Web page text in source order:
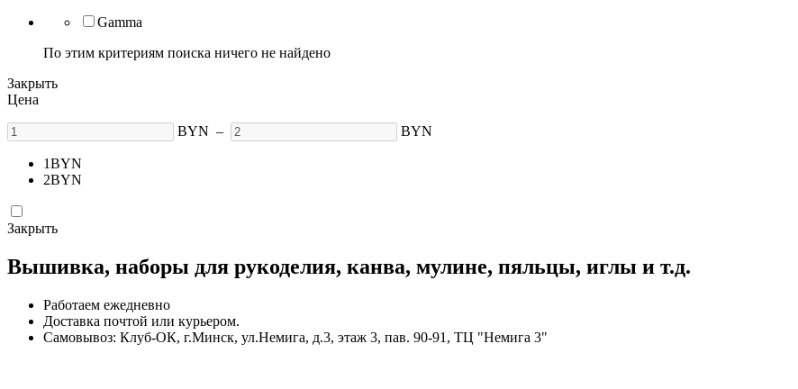
Gamma
По этим критериям поиска ничего не найдено
Закрыть
Цена
BYN – BYN
1BYN
2BYN
Закрыть
Вышивка, наборы для рукоделия, канва, мулине, пяльцы, иглы и т.д.
Работаем ежедневно
Доставка почтой или курьером.
Самовывоз: Клуб-ОК, г.Минск, ул.Немига, д.3, этаж 3, пав. 90-91, ТЦ "Немига 3"